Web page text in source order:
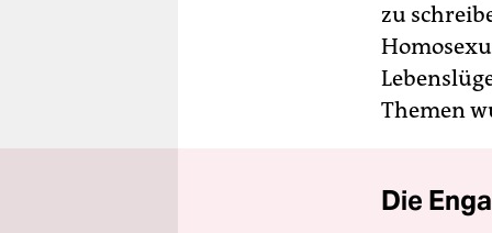
zu
Themen
Die